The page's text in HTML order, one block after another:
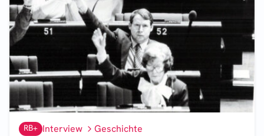
RB+ Interview Geschichte